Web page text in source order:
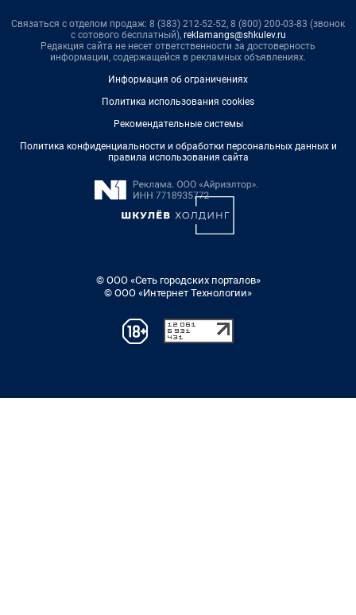
Связаться с отделом продаж: 8 (383) 212-52-52, 8 (800) 200-03-83 (звонок
с сотового бесплатный), reklamangs@shkulev.ru
Редакция сайта не несет ответственности за достоверность
информации, содержащейся в рекламных объявлениях.
Информация об ограничениях
Политика использования cookies
Рекомендательные системы
Политика конфиденциальности и обработки персональных данных и
правила использования сайта
© ООО «Сеть городских порталов»
© ООО «Интернет Технологии»